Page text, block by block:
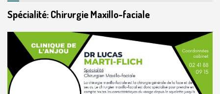
Spécialité: Chirurgie Maxillo-faciale